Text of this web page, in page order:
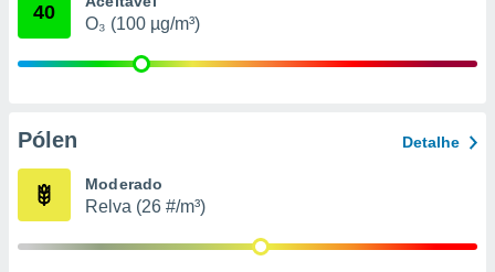
estudos
40
O₃ (100 µg/m³)
Pólen Detalhe
Moderado
Relva (26 #/m³)